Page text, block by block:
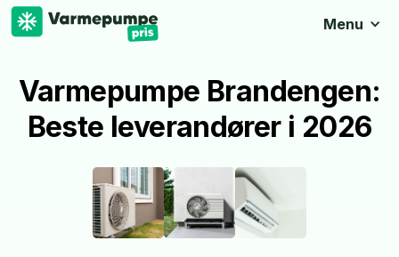
Menu
Varmepumpe Brandengen:
Beste leverandører i 2026